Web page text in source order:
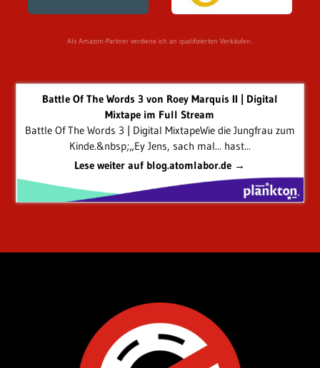
Als Amazon-Partner verdiene ich an qualifizierten Verkäufen.
Battle Of The Words 3 von Roey Marquis II | Digital
Mixtape im Full Stream
Battle Of The Words 3 | Digital MixtapeWie die Jungfrau zum
Kinde.&nbsp;„Ey Jens, sach mal... hast...
Lese weiter auf blog.atomlabor.de →